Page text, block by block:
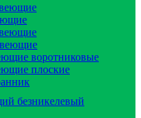
воротниковые
плоские
безникелевый